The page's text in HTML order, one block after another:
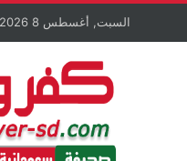
السبت, أغسطس 8 2026